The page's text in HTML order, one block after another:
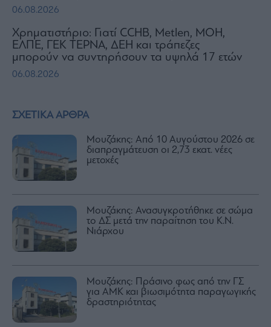
ΣΧΕΤΙΚΑ ΑΡΘΡΑ
Μουζάκης: Από 10 Αυγούστου 2026 σε
διαπραγμάτευση οι 2,73 εκατ. νέες
μετοχές
Μουζάκης: Ανασυγκροτήθηκε σε σώμα
το ΔΣ μετά την παραίτηση του Κ.Ν.
Νιάρχου
Μουζάκης: Πράσινο φως από την ΓΣ
για ΑΜΚ και βιωσιμότητα παραγωγικής
δραστηριότητας
06.08.2026
Χρηματιστήριο: Γιατί CCHB, Metlen, MOH,
ΕΛΠΕ, ΓΕΚ ΤΕΡΝΑ, ΔΕΗ και τράπεζες
μπορούν να συντηρήσουν τα υψηλά 17 ετών
06.08.2026